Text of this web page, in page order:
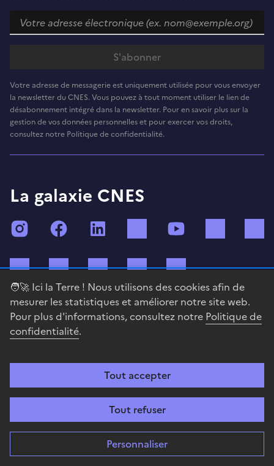
🧑‍🚀 Ici la Terre ! Nous utilisons des cookies afin de
mesurer les statistiques et améliorer notre site web.
Pour plus d'informations, consultez notre Politique de
confidentialité.
Tout accepter
Tout refuser
Personnaliser
Votre adresse de messagerie est uniquement utilisée pour vous envoyer
la newsletter du CNES. Vous pouvez à tout moment utiliser le lien de
désabonnement intégré dans la newsletter. Pour en savoir plus sur la
gestion de vos données personnelles et pour exercer vos droits,
consultez notre Politique de confidentialité.
La galaxie CNES
InstagramFacebook TikTok
BlueskyMastodonX (ex Twitter)
WhatsAppSpotify
FRANÇAISE
A la fois agence de programme, centre technique et
opérateur spatial, le CNES réunit toutes les fonctions
permettant au gouvernement français de définir et mettre
en œuvre sa stratégie spatiale.